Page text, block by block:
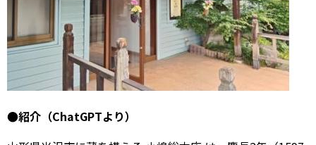
●紹介（ChatGPTより）